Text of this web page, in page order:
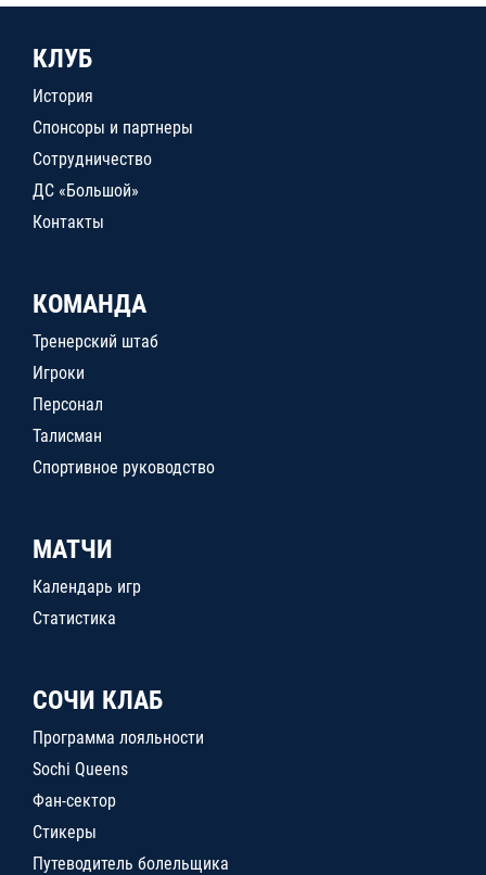
КЛУБ
История
Спонсоры и партнеры
Сотрудничество
ДС «Большой»
Контакты
КОМАНДА
Тренерский штаб
Игроки
Персонал
Талисман
Спортивное руководство
МАТЧИ
Календарь игр
Статистика
СОЧИ КЛАБ
Программа лояльности
Sochi Queens
Фан-сектор
Стикеры
Путеводитель болельщика